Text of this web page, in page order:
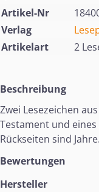
Artikel-Nr
Verlag
Artikelart
2
Beschreibung
Zwei Lesezeichen
Testament und
Rückseiten sind
Bewertungen
Hersteller